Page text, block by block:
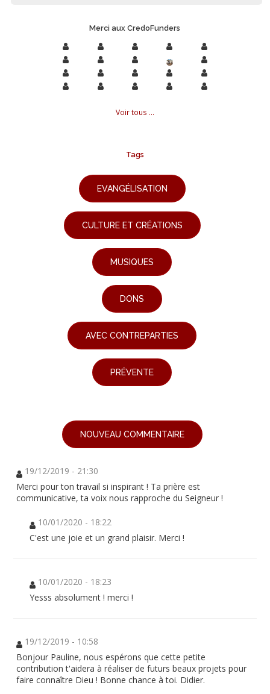
Merci aux CredoFunders
Voir tous ...
Tags
EVANGÉLISATION
CULTURE ET CRÉATIONS
MUSIQUES
DONS
AVEC CONTREPARTIES
PRÉVENTE
NOUVEAU COMMENTAIRE
19/12/2019 - 21:30
Merci pour ton travail si inspirant ! Ta prière est
communicative, ta voix nous rapproche du Seigneur !
10/01/2020 - 18:22
C'est une joie et un grand plaisir. Merci !
10/01/2020 - 18:23
Yesss absolument ! merci !
19/12/2019 - 10:58
Bonjour Pauline, nous espérons que cette petite
contribution t'aidera à réaliser de futurs beaux projets pour
faire connaître Dieu ! Bonne chance à toi. Didier.